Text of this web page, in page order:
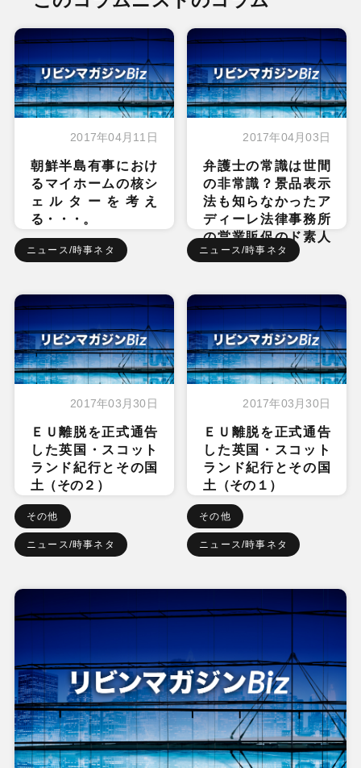
2017年04月11日
朝鮮半島有事におけ
るマイホームの核シ
ェルターを考え
る・・・。
ニュース/時事ネタ
2017年04月03日
弁護士の常識は世間
の非常識？景品表示
法も知らなかったア
ディーレ法律事務所
の営業販促のド素人
ぶり
ニュース/時事ネタ
2017年03月30日
ＥＵ離脱を正式通告
した英国・スコット
ランド紀行とその国
土（その２）
その他
ニュース/時事ネタ
2017年03月30日
ＥＵ離脱を正式通告
した英国・スコット
ランド紀行とその国
土（その１）
その他
ニュース/時事ネタ